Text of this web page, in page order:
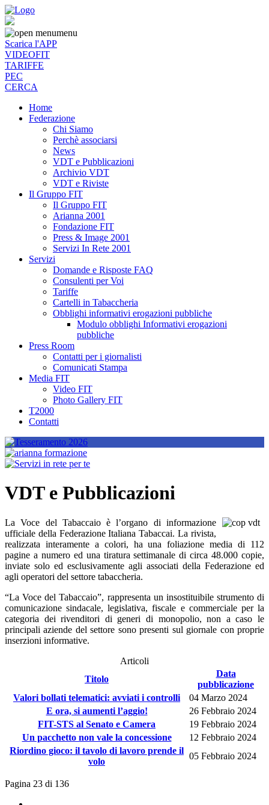
menu
Scarica l'APP
VIDEOFIT
TARIFFE
PEC
CERCA
Home
Federazione
Chi Siamo
Perchè associarsi
News
VDT e Pubblicazioni
Archivio VDT
VDT e Riviste
Il Gruppo FIT
Il Gruppo FIT
Arianna 2001
Fondazione FIT
Press & Image 2001
Servizi In Rete 2001
Servizi
Domande e Risposte FAQ
Consulenti per Voi
Tariffe
Cartelli in Tabaccheria
Obblighi informativi erogazioni pubbliche
Modulo obblighi Informativi erogazioni
pubbliche
Press Room
Contatti per i giornalisti
Comunicati Stampa
Media FIT
Video FIT
Photo Gallery FIT
T2000
Contatti
VDT e Pubblicazioni
La Voce del Tabaccaio è l’organo di informazione
ufficiale della Federazione Italiana Tabaccai. La rivista,
realizzata interamente a colori, ha una foliazione media di 112
pagine a numero ed una tiratura settimanale di circa 48.000 copie,
inviate solo ed esclusivamente agli associati della Federazione ed
agli operatori del settore tabaccheria.
“La Voce del Tabaccaio”, rappresenta un insostituibile strumento di
comunicazione sindacale, legislativa, fiscale e commerciale per la
categoria dei rivenditori di generi di monopolio, non a caso le
principali aziende del settore sono presenti sul giornale con proprie
inserzioni informative.
Articoli
Titolo
Data
pubblicazione
Valori bollati telematici: avviati i controlli
04 Marzo 2024
E ora, si aumenti l’aggio!
26 Febbraio 2024
FIT-STS al Senato e Camera
19 Febbraio 2024
Un pacchetto non vale la concessione
12 Febbraio 2024
Riordino gioco: il tavolo di lavoro prende il
volo
05 Febbraio 2024
Pagina 23 di 136